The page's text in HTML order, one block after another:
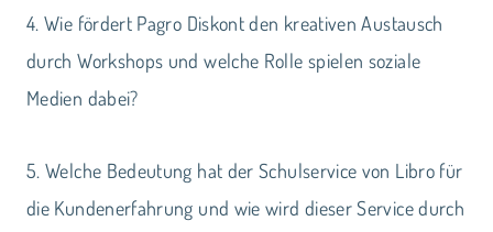
4. Wie fördert Pagro Diskont den kreativen Austausch
durch Workshops und welche Rolle spielen soziale
Medien dabei?
5. Welche Bedeutung hat der Schulservice von Libro für
die Kundenerfahrung und wie wird dieser Service durch